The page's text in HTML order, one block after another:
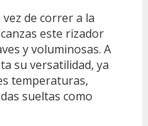
de correr a la
este rizador
y voluminosas. A
su versatilidad, ya
temperaturas,
sueltas como